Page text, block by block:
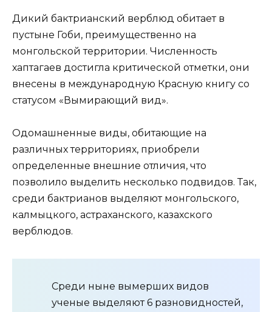
Дикий бактрианский верблюд обитает в
пустыне Гоби, преимущественно на
монгольской территории. Численность
хаптагаев достигла критической отметки, они
внесены в международную Красную книгу со
статусом «Вымирающий вид».
Одомашненные виды, обитающие на
различных территориях, приобрели
определенные внешние отличия, что
позволило выделить несколько подвидов. Так,
среди бактрианов выделяют монгольского,
калмыцкого, астраханского, казахского
верблюдов.
Среди ныне вымерших видов
ученые выделяют 6 разновидностей,